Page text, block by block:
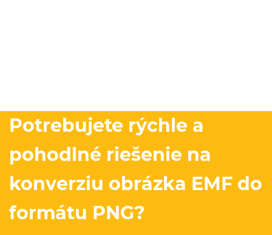
Potrebujete rýchle a
pohodlné riešenie na
konverziu obrázka EMF do
formátu PNG?